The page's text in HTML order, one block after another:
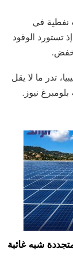
نفطية في
تستورد الوقود
تدر ما لا يقل